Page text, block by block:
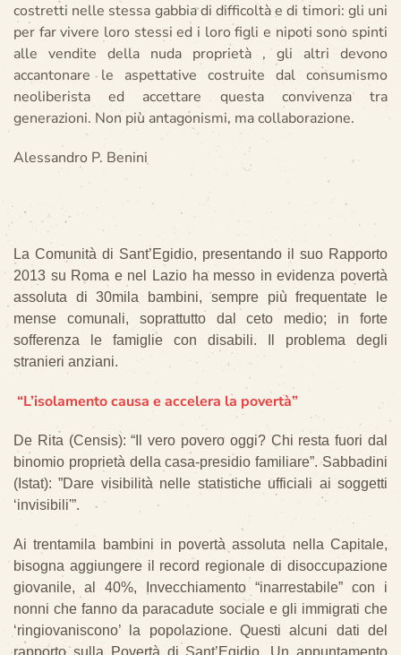
costretti nelle stessa gabbia di difficoltà e di timori: gli uni
per far vivere loro stessi ed i loro figli e nipoti sono spinti
alle vendite della nuda proprietà , gli altri devono
accantonare le aspettative costruite dal consumismo
neoliberista ed accettare questa convivenza tra
generazioni. Non più antagonismi, ma collaborazione.
Alessandro P. Benini
La Comunità di Sant’Egidio, presentando il suo Rapporto
2013 su Roma e nel Lazio ha messo in evidenza povertà
assoluta di 30mila bambini, sempre più frequentate le
mense comunali, soprattutto dal ceto medio; in forte
sofferenza le famiglie con disabili. Il problema degli
stranieri anziani.
“L’isolamento causa e accelera la povertà”
De Rita (Censis): “Il vero povero oggi? Chi resta fuori dal
binomio proprietà della casa-presidio familiare”. Sabbadini
(Istat): ”Dare visibilità nelle statistiche ufficiali ai soggetti
‘invisibili'”.
Ai trentamila bambini in povertà assoluta nella Capitale,
bisogna aggiungere il record regionale di disoccupazione
giovanile, al 40%, Invecchiamento “inarrestabile” con i
nonni che fanno da paracadute sociale e gli immigrati che
‘ringiovaniscono’ la popolazione. Questi alcuni dati del
rapporto sulla Povertà di Sant’Egidio. Un appuntamento